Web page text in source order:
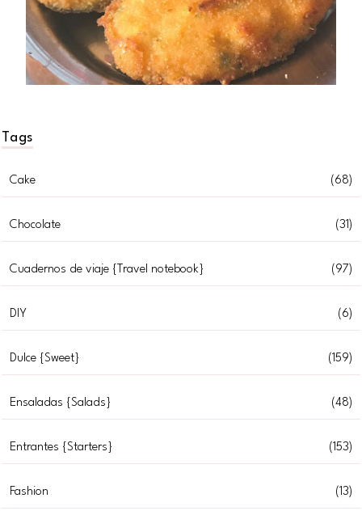
Tags
Cake (68)
Chocolate (31)
Cuadernos de viaje {Travel notebook} (97)
DIY (6)
Dulce {Sweet} (159)
Ensaladas {Salads} (48)
Entrantes {Starters} (153)
Fashion (13)